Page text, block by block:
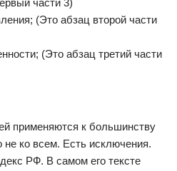
части 3)
(Это абзац второй части
(Это абзац третий части
применяются к большинству
не ко всем. Есть исключения.
РФ. В самом его тексте